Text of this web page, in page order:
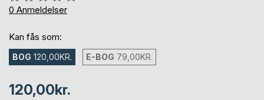
0%
0 Anmeldelser
Kan fås som:
BOG 120,00KR. E-BOG 79,00KR.
120,00kr.